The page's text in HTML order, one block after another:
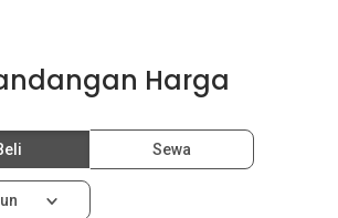
Harga
Sewa